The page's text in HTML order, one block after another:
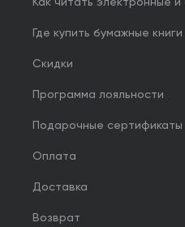
Как читать электронные и
Где купить бумажные книги
Скидки
Программа лояльности
Подарочные сертификаты
Оплата
Доставка
Возврат